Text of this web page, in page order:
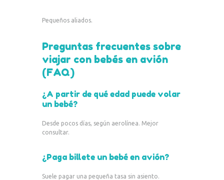
Pequeños aliados.
Preguntas frecuentes sobre
viajar con bebés en avión
(FAQ)
¿A partir de qué edad puede volar
un bebé?
Desde pocos días, según aerolínea. Mejor
consultar.
¿Paga billete un bebé en avión?
Suele pagar una pequeña tasa sin asiento.